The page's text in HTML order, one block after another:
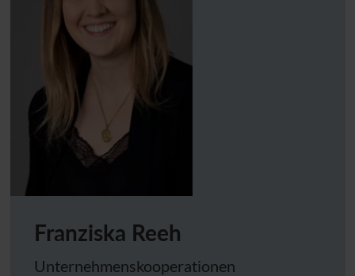
Franziska Reeh
Unternehmenskooperationen